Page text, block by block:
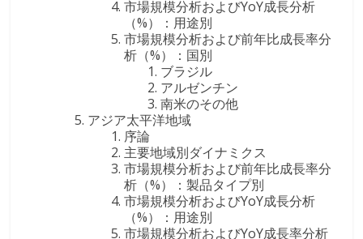
市場規模分析およびYoY成長分析
（%）：用途別
市場規模分析および前年比成長率分
析（%）：国別
ブラジル
アルゼンチン
南米のその他
アジア太平洋地域
序論
主要地域別ダイナミクス
市場規模分析および前年比成長率分
析（%）：製品タイプ別
市場規模分析およびYoY成長分析
（%）：用途別
市場規模分析およびYoY成長率分析